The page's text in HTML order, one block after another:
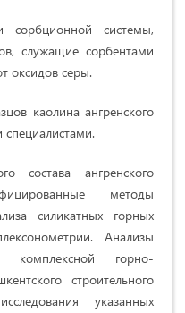
сорбционной системы,
служащие сорбентами
оксидов серы.
каолина ангренского
состава ангренского
методы
силикатных горных
Анализы
комплексной горно-
строительного
указанных